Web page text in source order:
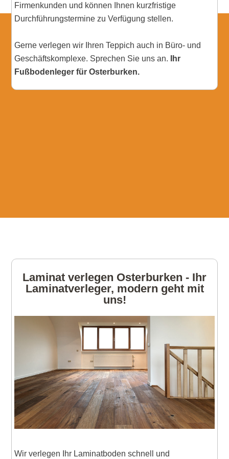
Firmenkunden und können Ihnen kurzfristige
Durchführungstermine zu Verfügung stellen.
Gerne verlegen wir Ihren Teppich auch in Büro- und
Geschäftskomplexe. Sprechen Sie uns an.
Ihr
Fußbodenleger für Osterburken.
Laminat verlegen Osterburken - Ihr
Laminatverleger, modern geht mit
uns!
Wir verlegen Ihr Laminatboden schnell und